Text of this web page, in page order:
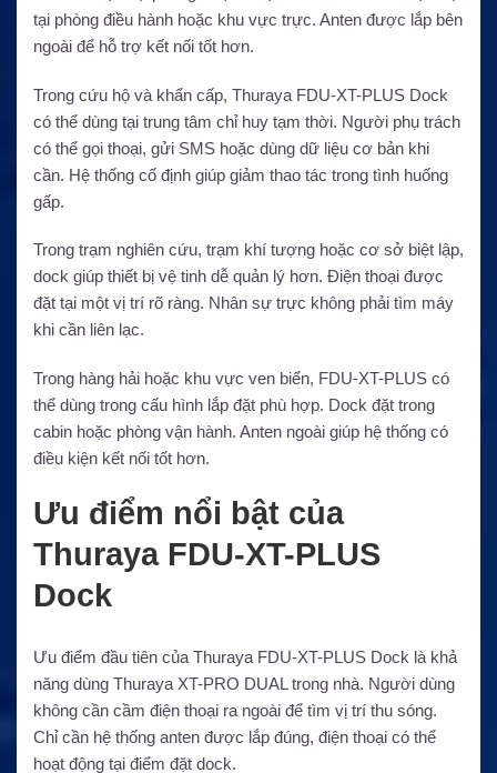
tại phòng điều hành hoặc khu vực trực. Anten được lắp bên
ngoài để hỗ trợ kết nối tốt hơn.
Trong cứu hộ và khẩn cấp, Thuraya FDU-XT-PLUS Dock
có thể dùng tại trung tâm chỉ huy tạm thời. Người phụ trách
có thể gọi thoại, gửi SMS hoặc dùng dữ liệu cơ bản khi
cần. Hệ thống cố định giúp giảm thao tác trong tình huống
gấp.
Trong trạm nghiên cứu, trạm khí tượng hoặc cơ sở biệt lập,
dock giúp thiết bị vệ tinh dễ quản lý hơn. Điện thoại được
đặt tại một vị trí rõ ràng. Nhân sự trực không phải tìm máy
khi cần liên lạc.
Trong hàng hải hoặc khu vực ven biển, FDU-XT-PLUS có
thể dùng trong cấu hình lắp đặt phù hợp. Dock đặt trong
cabin hoặc phòng vận hành. Anten ngoài giúp hệ thống có
điều kiện kết nối tốt hơn.
Ưu điểm nổi bật của
Thuraya FDU-XT-PLUS
Dock
Ưu điểm đầu tiên của Thuraya FDU-XT-PLUS Dock là khả
năng dùng Thuraya XT-PRO DUAL trong nhà. Người dùng
không cần cầm điện thoại ra ngoài để tìm vị trí thu sóng.
Chỉ cần hệ thống anten được lắp đúng, điện thoại có thể
hoạt động tại điểm đặt dock.